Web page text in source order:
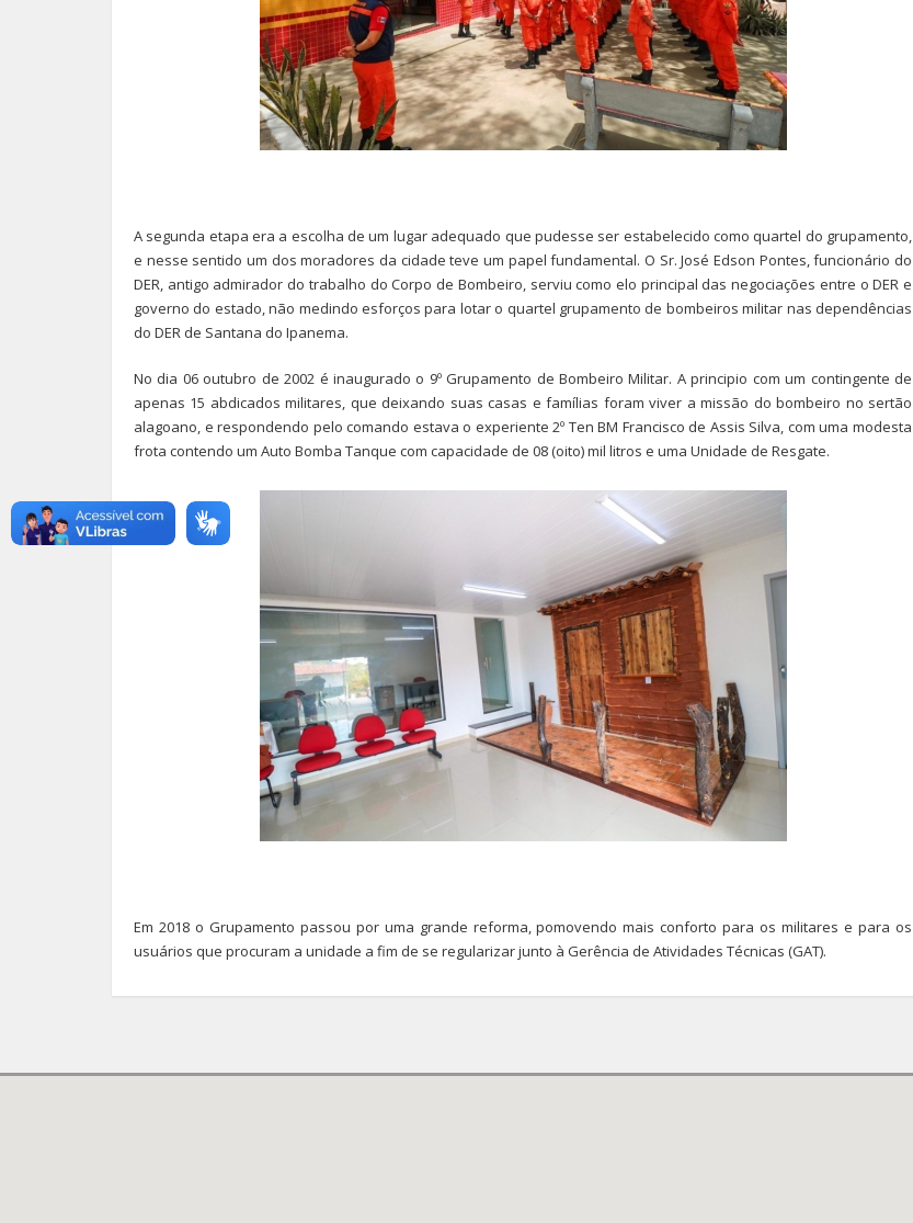
A segunda etapa era a escolha de um lugar adequado que pudesse ser estabelecido como quartel do grupamento,
e nesse sentido um dos moradores da cidade teve um papel fundamental. O Sr. José Edson Pontes, funcionário do
DER, antigo admirador do trabalho do Corpo de Bombeiro, serviu como elo principal das negociações entre o DER e
governo do estado, não medindo esforços para lotar o quartel grupamento de bombeiros militar nas dependências
do DER de Santana do Ipanema.
No dia 06 outubro de 2002 é inaugurado o 9º Grupamento de Bombeiro Militar. A principio com um contingente de
apenas 15 abdicados militares, que deixando suas casas e famílias foram viver a missão do bombeiro no sertão
alagoano, e respondendo pelo comando estava o experiente 2º Ten BM Francisco de Assis Silva, com uma modesta
frota contendo um Auto Bomba Tanque com capacidade de 08 (oito) mil litros e uma Unidade de Resgate.
Em 2018 o Grupamento passou por uma grande reforma, pomovendo mais conforto para os militares e para os
usuários que procuram a unidade a fim de se regularizar junto à Gerência de Atividades Técnicas (GAT).